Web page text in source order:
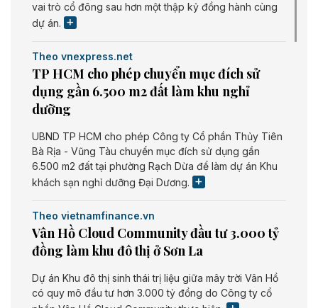
vai trò cổ đông sau hơn một thập kỷ đồng hành cùng
dự án.
Theo vnexpress.net
TP HCM cho phép chuyển mục đích sử
dụng gần 6.500 m2 đất làm khu nghỉ
dưỡng
UBND TP HCM cho phép Công ty Cổ phần Thủy Tiên
Bà Rịa - Vũng Tàu chuyển mục đích sử dụng gần
6.500 m2 đất tại phường Rạch Dừa để làm dự án Khu
khách sạn nghỉ dưỡng Đại Dương.
Theo vietnamfinance.vn
Vân Hồ Cloud Community đầu tư 3.000 tỷ
đồng làm khu đô thị ở Sơn La
Dự án Khu đô thị sinh thái trị liệu giữa mây trời Vân Hồ
có quy mô đầu tư hơn 3.000 tỷ đồng do Công ty cổ